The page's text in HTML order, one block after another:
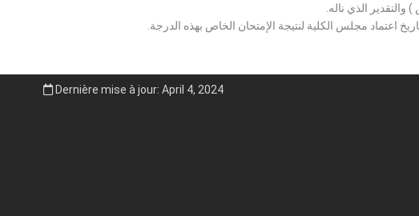
والتقدير الذي ناله.
اعتماد مجلس الكلية لنتيجة الإمتحان الخاص بهذه الدرجة.
Dernière mise à jour: April 4, 2024